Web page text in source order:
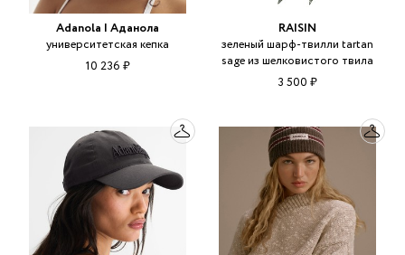
Adanola | Аданола
университетская кепка
10 236 ₽
RAISIN
зеленый шарф-твилли tartan
sage из шелковистого твила
3 500 ₽